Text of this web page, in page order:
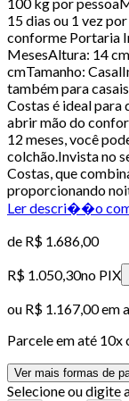
15 dias ou 1 vez
conforme Portaria
MesesAltura: 14
cmTamanho:
também para
Costas é ideal para
abrir mão do
12 meses, você
colchão.Invista no
Costas, que
proporcionando
Ler descri��o
de R$ 1.686,00
R$ 1.050,30no PIX
ou R$ 1.167,00em
Parcele em até 10x
Ver mais formas de
Selecione ou digite